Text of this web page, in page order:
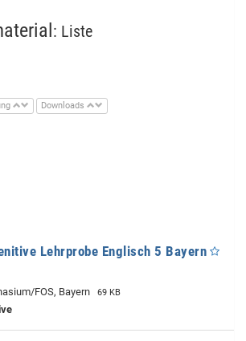
: Liste
Downloads
Lehrprobe Englisch 5 Bayern
FOS, Bayern 69 KB